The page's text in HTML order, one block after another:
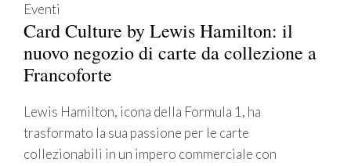
Eventi
Card Culture by Lewis Hamilton: il
nuovo negozio di carte da collezione a
Francoforte
Lewis Hamilton, icona della Formula 1, ha
trasformato la sua passione per le carte
collezionabili in un impero commerciale con